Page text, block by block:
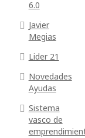
6.0
Javier
Megias
Lider 21
Novedades
Ayudas
Sistema
vasco de